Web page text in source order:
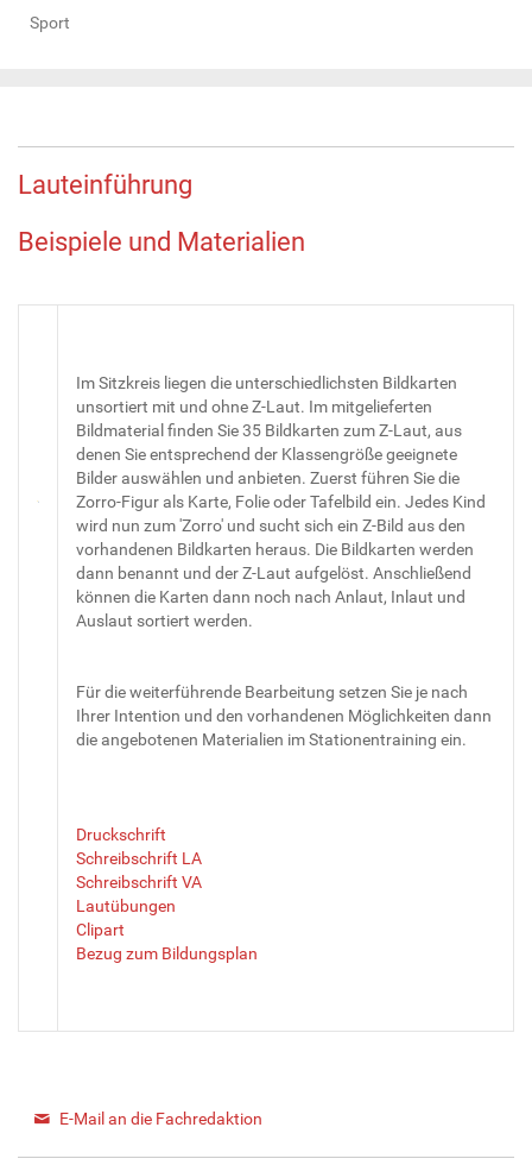
Sport
Lauteinführung
Beispiele und Materialien
Im Sitzkreis liegen die unterschiedlichsten Bildkarten
unsortiert mit und ohne Z-Laut. Im mitgelieferten
Bildmaterial finden Sie 35 Bildkarten zum Z-Laut, aus
denen Sie entsprechend der Klassengröße geeignete
Bilder auswählen und anbieten. Zuerst führen Sie die
Zorro-Figur als Karte, Folie oder Tafelbild ein. Jedes Kind
wird nun zum 'Zorro' und sucht sich ein Z-Bild aus den
vorhandenen Bildkarten heraus. Die Bildkarten werden
dann benannt und der Z-Laut aufgelöst. Anschließend
können die Karten dann noch nach Anlaut, Inlaut und
Auslaut sortiert werden.
Für die weiterführende Bearbeitung setzen Sie je nach
Ihrer Intention und den vorhandenen Möglichkeiten dann
die angebotenen Materialien im Stationentraining ein.
Druckschrift
Schreibschrift LA
Schreibschrift VA
Lautübungen
Clipart
Bezug zum Bildungsplan
E-Mail an die Fachredaktion